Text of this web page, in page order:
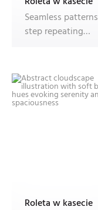
Seamless patterns
step repeating
Roleta w kasecie